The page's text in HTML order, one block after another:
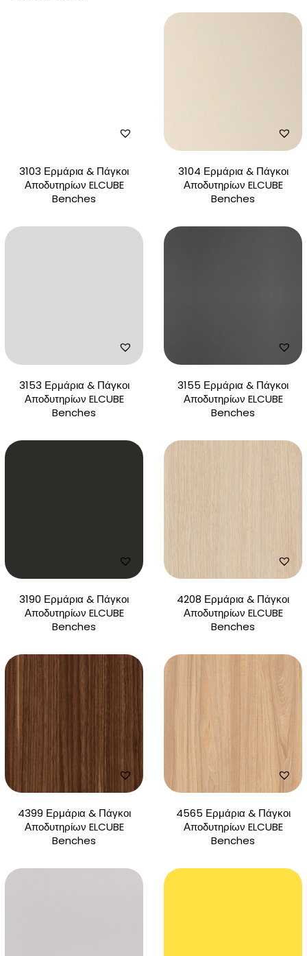
3103 Ερμάρια & Πάγκοι
Αποδυτηρίων ELCUBE
Benches
3104 Ερμάρια & Πάγκοι
Αποδυτηρίων ELCUBE
Benches
3153 Ερμάρια & Πάγκοι
Αποδυτηρίων ELCUBE
Benches
3155 Ερμάρια & Πάγκοι
Αποδυτηρίων ELCUBE
Benches
3190 Ερμάρια & Πάγκοι
Αποδυτηρίων ELCUBE
Benches
4208 Ερμάρια & Πάγκοι
Αποδυτηρίων ELCUBE
Benches
4399 Ερμάρια & Πάγκοι
Αποδυτηρίων ELCUBE
Benches
4565 Ερμάρια & Πάγκοι
Αποδυτηρίων ELCUBE
Benches